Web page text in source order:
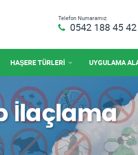
Telefon Numaramız:
0542 188 45 42
HAŞERE TÜRLERİ UYGULAMA
İlaçlama